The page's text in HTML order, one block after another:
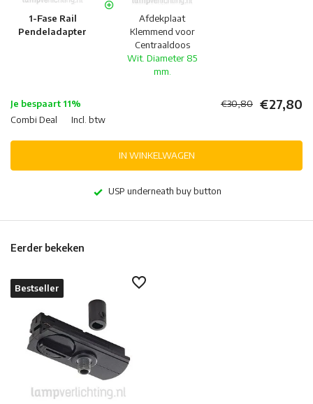
1-Fase Rail
Pendeladapter
Afdekplaat
Klemmend voor
Centraaldoos
Wit. Diameter 85
mm.
Je bespaart 11% €30,80 €27,80
Combi Deal Incl. btw
IN WINKELWAGEN
USP underneath buy button
Eerder bekeken
Bestseller